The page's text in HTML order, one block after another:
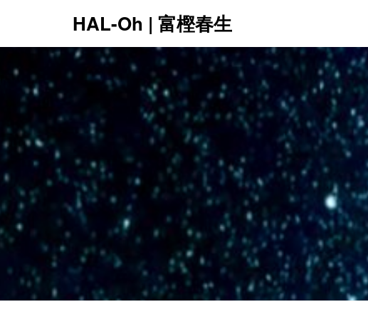
HAL-Oh | 富樫春生
12:00 AM
1:00 AM
2:00 AM
3:00 AM
4:00 AM